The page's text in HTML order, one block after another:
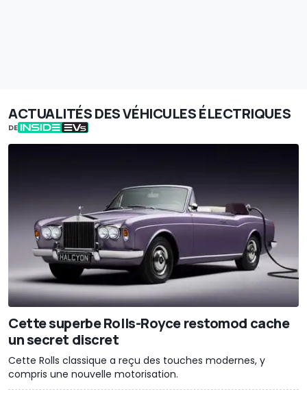
ACTUALITÉS DES VÉHICULES ÉLECTRIQUES
DE
Cette superbe Rolls-Royce restomod cache
un secret discret
Cette Rolls classique a reçu des touches modernes, y
compris une nouvelle motorisation.